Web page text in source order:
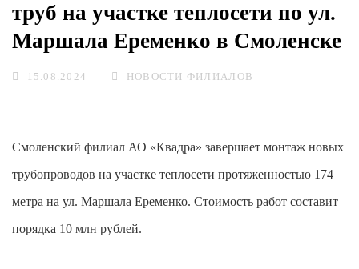
труб на участке теплосети по ул.
Маршала Еременко в Смоленске
15.08.2024 НОВОСТИ ФИЛИАЛОВ
Смоленский филиал АО «Квадра» завершает монтаж новых
трубопроводов на участке теплосети протяженностью 174
метра на ул. Маршала Еременко. Стоимость работ составит
порядка 10 млн рублей.